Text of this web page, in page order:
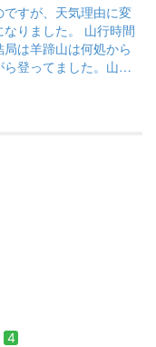
すが、天気理由に変
りました。 山行時間
は羊蹄山は何処から
登ってました。山頂
まで修行の様な山行
4